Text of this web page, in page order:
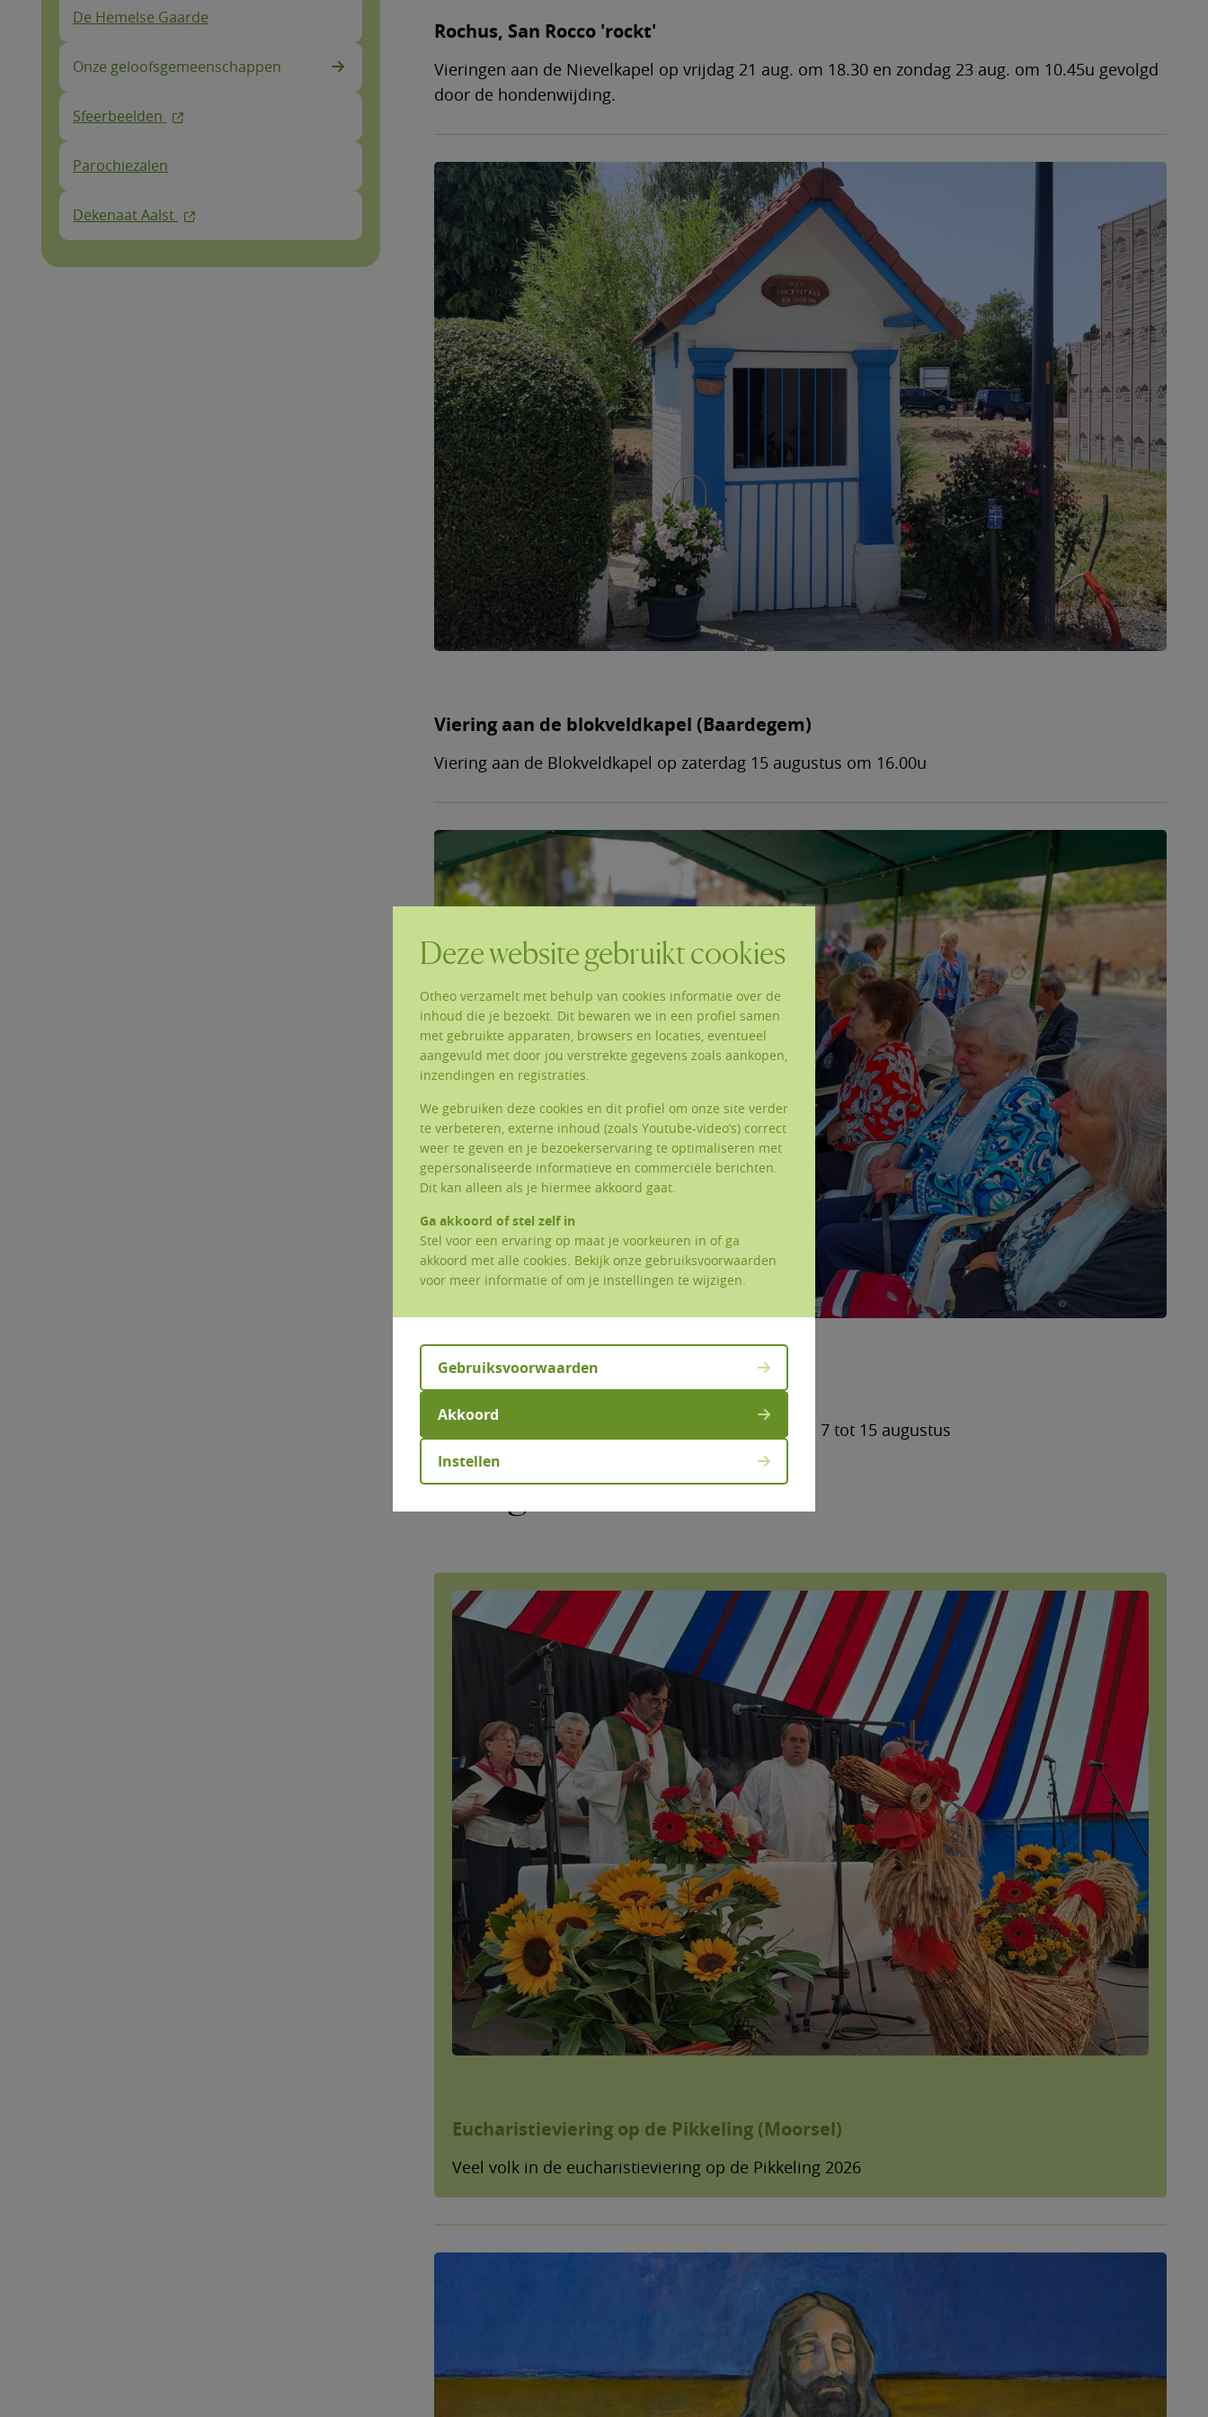
De Hemelse Gaarde
Onze geloofsgemeenschappen
Sfeerbeelden
Parochiezalen
Dekenaat Aalst
Rochus, San Rocco 'rockt'
Vieringen aan de Nievelkapel op vrijdag 21 aug. om 18.30 en zondag 23 aug. om 10.45u gevolgd
door de hondenwijding.
Viering aan de blokveldkapel (Baardegem)
Viering aan de Blokveldkapel op zaterdag 15 augustus om 16.00u
Kapellekesdagen (Erembodegem)
Noveen aan het kapel van O.LV. van Termuren van 7 tot 15 augustus
Terugblikken
Eucharistieviering op de Pikkeling (Moorsel)
Veel volk in de eucharistieviering op de Pikkeling 2026
Deze website gebruikt cookies
Otheo verzamelt met behulp van cookies informatie over de
inhoud die je bezoekt. Dit bewaren we in een profiel samen
met gebruikte apparaten, browsers en locaties, eventueel
aangevuld met door jou verstrekte gegevens zoals aankopen,
inzendingen en registraties.
We gebruiken deze cookies en dit profiel om onze site verder
te verbeteren, externe inhoud (zoals Youtube-video’s) correct
weer te geven en je bezoekerservaring te optimaliseren met
gepersonaliseerde informatieve en commerciële berichten.
Dit kan alleen als je hiermee akkoord gaat.
Ga akkoord of stel zelf in
Stel voor een ervaring op maat je voorkeuren in of ga
akkoord met alle cookies. Bekijk onze gebruiksvoorwaarden
voor meer informatie of om je instellingen te wijzigen.
Gebruiksvoorwaarden
Akkoord
Instellen